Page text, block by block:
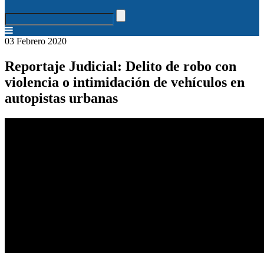
03 Febrero 2020
Reportaje Judicial: Delito de robo con
violencia o intimidación de vehículos en
autopistas urbanas